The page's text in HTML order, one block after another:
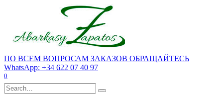
ПО ВСЕМ ВОПРОСАМ ЗАКАЗОВ ОБРАЩАЙТЕСЬ
WhatsApp: +34 622 07 40 97
0
Search
for: